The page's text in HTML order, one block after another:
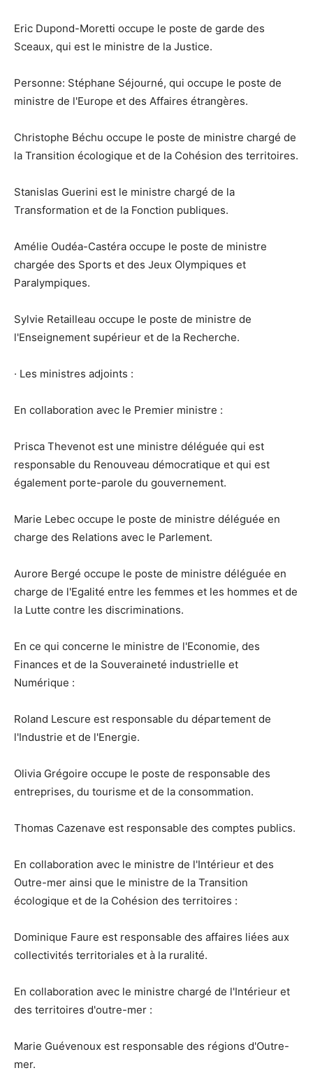
Eric Dupond-Moretti occupe le poste de garde des
Sceaux, qui est le ministre de la Justice.
Personne: Stéphane Séjourné, qui occupe le poste de
ministre de l'Europe et des Affaires étrangères.
Christophe Béchu occupe le poste de ministre chargé de
la Transition écologique et de la Cohésion des territoires.
Stanislas Guerini est le ministre chargé de la
Transformation et de la Fonction publiques.
Amélie Oudéa-Castéra occupe le poste de ministre
chargée des Sports et des Jeux Olympiques et
Paralympiques.
Sylvie Retailleau occupe le poste de ministre de
l'Enseignement supérieur et de la Recherche.
· Les ministres adjoints :
En collaboration avec le Premier ministre :
Prisca Thevenot est une ministre déléguée qui est
responsable du Renouveau démocratique et qui est
également porte-parole du gouvernement.
Marie Lebec occupe le poste de ministre déléguée en
charge des Relations avec le Parlement.
Aurore Bergé occupe le poste de ministre déléguée en
charge de l'Egalité entre les femmes et les hommes et de
la Lutte contre les discriminations.
En ce qui concerne le ministre de l'Economie, des
Finances et de la Souveraineté industrielle et
Numérique :
Roland Lescure est responsable du département de
l'Industrie et de l'Energie.
Olivia Grégoire occupe le poste de responsable des
entreprises, du tourisme et de la consommation.
Thomas Cazenave est responsable des comptes publics.
En collaboration avec le ministre de l'Intérieur et des
Outre-mer ainsi que le ministre de la Transition
écologique et de la Cohésion des territoires :
Dominique Faure est responsable des affaires liées aux
collectivités territoriales et à la ruralité.
En collaboration avec le ministre chargé de l'Intérieur et
des territoires d'outre-mer :
Marie Guévenoux est responsable des régions d'Outre-
mer.